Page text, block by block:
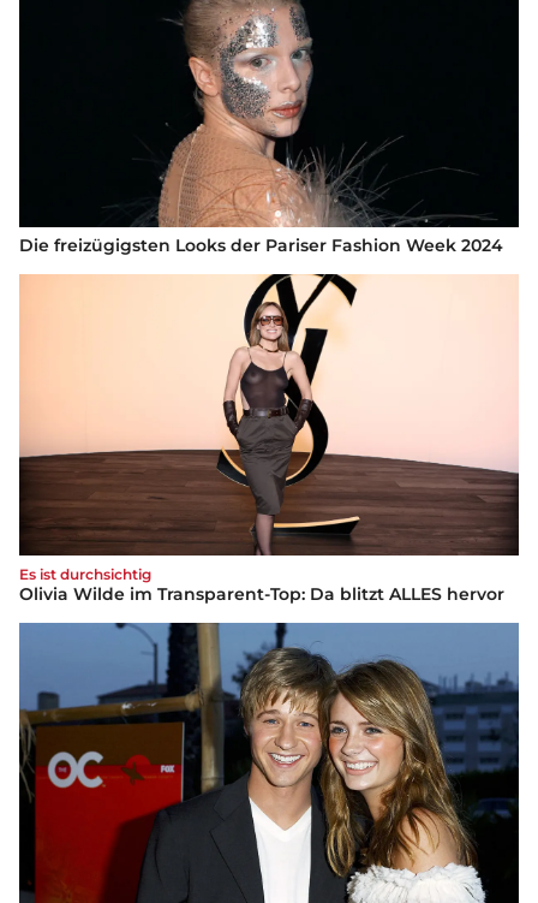
Die freizügigsten Looks der Pariser Fashion Week 2024
Es ist durchsichtig
Olivia Wilde im Transparent-Top: Da blitzt ALLES hervor